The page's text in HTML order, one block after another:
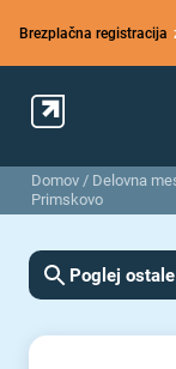
Brezplačna registracija
Domov / Delovna
Primskovo
Poglej